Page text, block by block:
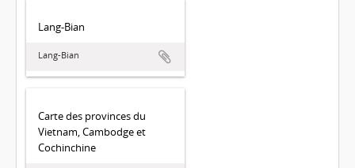
Lang-Bian
Lang-Bian
Carte des provinces du
Vietnam, Cambodge et
Cochinchine